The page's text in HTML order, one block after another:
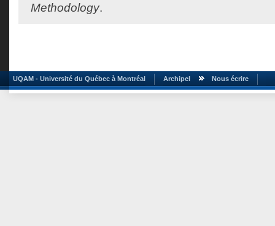
Methodology.
UQAM - Université du Québec à Montréal Archipel Nous écrire